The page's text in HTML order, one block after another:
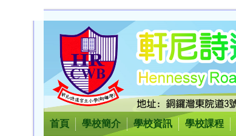
首頁 學校簡介 學校資訊 學校課程